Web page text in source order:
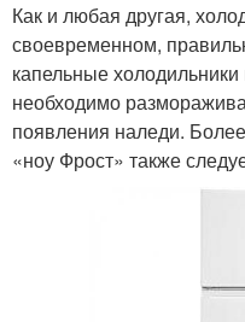
Как и любая другая,
своевременном,
капельные
необходимо
появления наледи.
«ноу Фрост» также